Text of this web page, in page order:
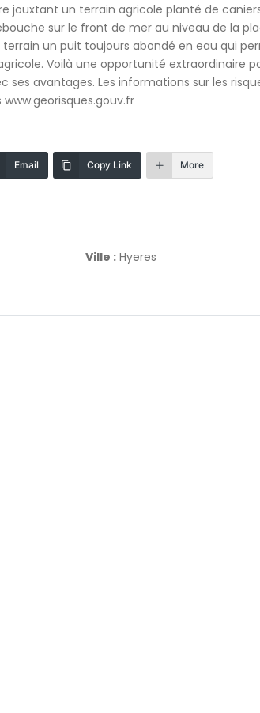
jouxtant un terrain agricole planté de
sur le front de mer au niveau de la
un puit toujours abondé en eau qui
Voilà une opportunité extraordinaire
avantages. Les informations sur les
Email Copy Link More
Ville : Hyeres